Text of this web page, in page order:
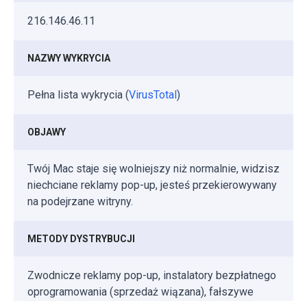
216.146.46.11
NAZWY WYKRYCIA
Pełna lista wykrycia (VirusTotal )
OBJAWY
Twój Mac staje się wolniejszy niż normalnie, widzisz
niechciane reklamy pop-up, jesteś przekierowywany
na podejrzane witryny.
METODY DYSTRYBUCJI
Zwodnicze reklamy pop-up, instalatory bezpłatnego
oprogramowania (sprzedaż wiązana), fałszywe